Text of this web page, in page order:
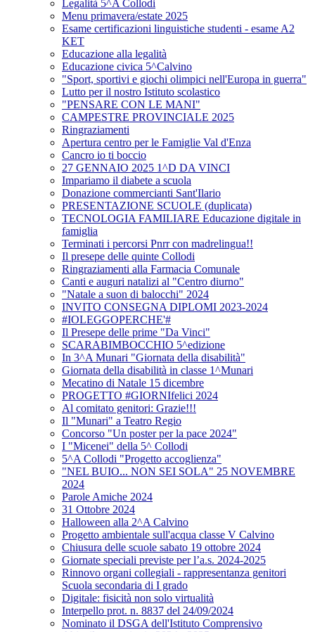
Legalità 5^A Collodi
Menu primavera/estate 2025
Esame certificazioni linguistiche studenti - esame A2
KET
Educazione alla legalità
Educazione civica 5^Calvino
"Sport, sportivi e giochi olimpici nell'Europa in guerra"
Lutto per il nostro Istituto scolastico
"PENSARE CON LE MANI"
CAMPESTRE PROVINCIALE 2025
Ringraziamenti
Apertura centro per le Famiglie Val d'Enza
Cancro io ti boccio
27 GENNAIO 2025 1^D DA VINCI
Impariamo il diabete a scuola
Donazione commercianti Sant'Ilario
PRESENTAZIONE SCUOLE (duplicata)
TECNOLOGIA FAMILIARE Educazione digitale in
famiglia
Terminati i percorsi Pnrr con madrelingua!!
Il presepe delle quinte Collodi
Ringraziamenti alla Farmacia Comunale
Canti e auguri natalizi al "Centro diurno"
"Natale a suon di balocchi" 2024
INVITO CONSEGNA DIPLOMI 2023-2024
#IOLEGGOPERCHE'#
Il Presepe delle prime "Da Vinci"
SCARABIMBOCCHIO 5^edizione
In 3^A Munari "Giornata della disabilità"
Giornata della disabilità in classe 1^Munari
Mecatino di Natale 15 dicembre
PROGETTO #GIORNIfelici 2024
Al comitato genitori: Grazie!!!
Il "Munari" a Teatro Regio
Concorso "Un poster per la pace 2024"
I "Micenei" della 5^ Collodi
5^A Collodi "Progetto accoglienza"
"NEL BUIO... NON SEI SOLA" 25 NOVEMBRE
2024
Parole Amiche 2024
31 Ottobre 2024
Halloween alla 2^A Calvino
Progetto ambientale sull'acqua classe V Calvino
Chiusura delle scuole sabato 19 ottobre 2024
Giornate speciali previste per l’a.s. 2024-2025
Rinnovo organi collegiali - rappresentanza genitori
Scuola secondaria di I grado
Digitale: fisicità non solo virtualità
Interpello prot. n. 8837 del 24/09/2024
Nominato il DSGA dell'Istituto Comprensivo